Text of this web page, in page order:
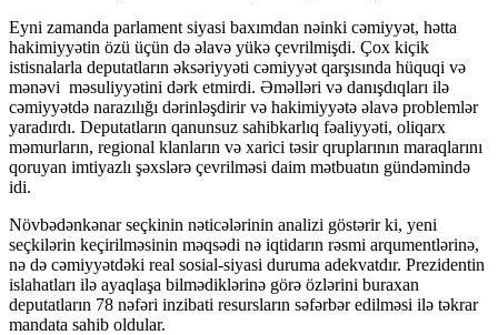
Eyni zamanda parlament siyasi baxımdan nəinki cəmiyyət, hətta
hakimiyyətin özü üçün də əlavə yükə çevrilmişdi. Çox kiçik
istisnalarla deputatların əksəriyyəti cəmiyyət qarşısında hüquqi və
mənəvi məsuliyyətini dərk etmirdi. Əməlləri və danışdıqları ilə
cəmiyyətdə narazılığı dərinləşdirir və hakimiyyətə əlavə problemlər
yaradırdı. Deputatların qanunsuz sahibkarlıq fəaliyyəti, oliqarx
məmurların, regional klanların və xarici təsir qruplarının maraqlarını
qoruyan imtiyazlı şəxslərə çevrilməsi daim mətbuatın gündəmində
idi.
Növbədənkənar seçkinin nəticələrinin analizi göstərir ki, yeni
seçkilərin keçirilməsinin məqsədi nə iqtidarın rəsmi arqumentlərinə,
nə də cəmiyyətdəki real sosial-siyasi duruma adekvatdır. Prezidentin
islahatları ilə ayaqlaşa bilmədiklərinə görə özlərini buraxan
deputatların 78 nəfəri inzibati resursların səfərbər edilməsi ilə təkrar
mandata sahib oldular.